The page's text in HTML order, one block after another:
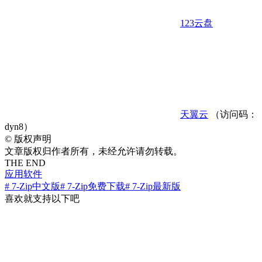
123云盘
天翼云 （访问码：
dyn8）
© 版权声明
文章版权归作者所有，未经允许请勿转载。
THE END
应用软件
# 7-Zip中文版# 7-Zip免费下载# 7-Zip最新版
喜欢就支持以下吧